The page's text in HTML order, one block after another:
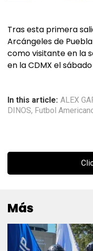
Tras esta primera
Arcángeles de
como visitante en la
en la CDMX el
In this article: ALEX
DINOS, Futbol
Más